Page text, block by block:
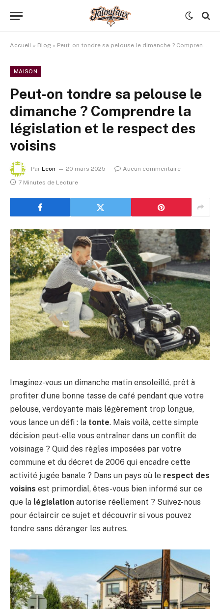
Accueil » Blog » Peut-on tondre sa pelouse le dimanche ? Comprendre la législation et le respect des voisins
MAISON
Peut-on tondre sa pelouse le
dimanche ? Comprendre la
législation et le respect des
voisins
Par Leon 20 mars 2025
Aucun commentaire
7 Minutes de Lecture
Imaginez-vous un dimanche matin ensoleillé, prêt à
profiter d’une bonne tasse de café pendant que votre
pelouse, verdoyante mais légèrement trop longue,
vous lance un défi : la tonte. Mais voilà, cette simple
décision peut-elle vous entraîner dans un conflit de
voisinage ? Quid des règles imposées par votre
commune et du décret de 2006 qui encadre cette
activité jugée banale ? Dans un pays où le respect des
voisins est primordial, êtes-vous bien informé sur ce
que la législation autorise réellement ? Suivez-nous
pour éclaircir ce sujet et découvrir si vous pouvez
tondre sans déranger les autres.